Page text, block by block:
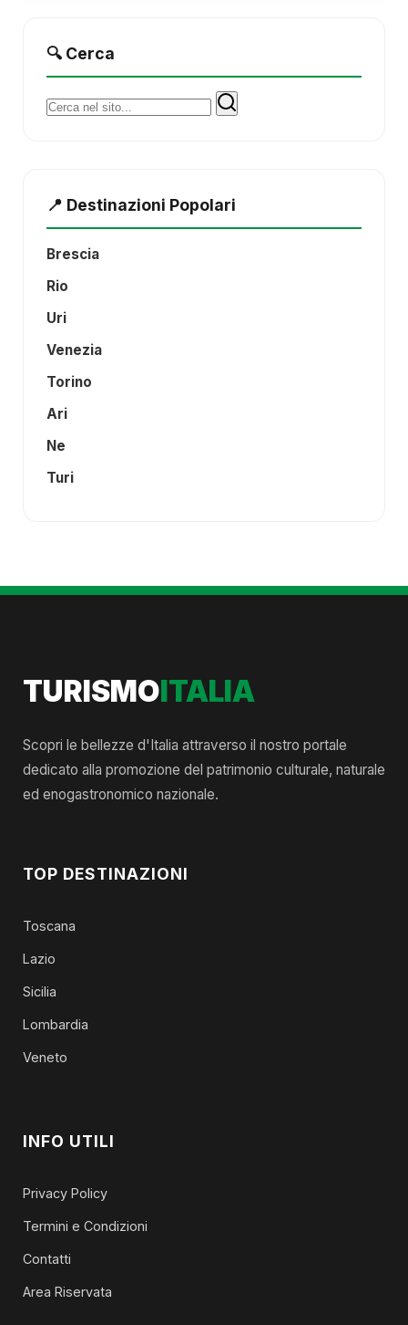
🔍 Cerca
Cerca:
📍 Destinazioni Popolari
Brescia
Rio
Uri
Venezia
Torino
Ari
Ne
Turi
TURISMOITALIA
Scopri le bellezze d'Italia attraverso il nostro portale
dedicato alla promozione del patrimonio culturale, naturale
ed enogastronomico nazionale.
TOP DESTINAZIONI
Toscana
Lazio
Sicilia
Lombardia
Veneto
INFO UTILI
Privacy Policy
Termini e Condizioni
Contatti
Area Riservata